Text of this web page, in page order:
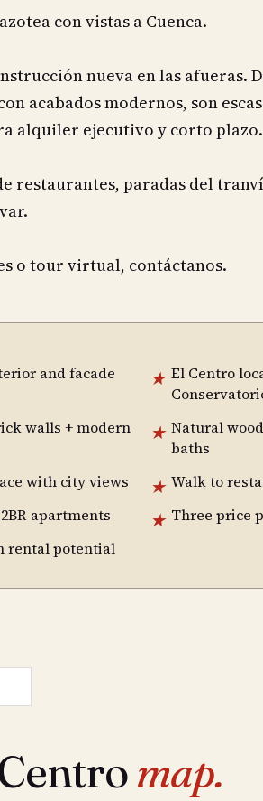
con vistas a Cuenca.
nueva en las afueras.
acabados modernos, son
alquiler ejecutivo y corto plazo.
restaurantes, paradas del
o tour virtual, contáctanos.
and facade ★ El Centro
walls + modern
★ Natural
baths
with city views ★ Walk to
apartments ★ Three price
rental potential
map.